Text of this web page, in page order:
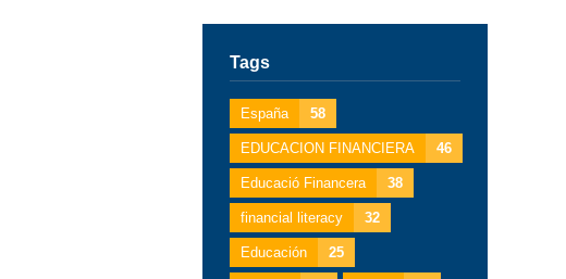
Tags
España 58
EDUCACION FINANCIERA 46
Educació Financera 38
financial literacy 32
Educación 25